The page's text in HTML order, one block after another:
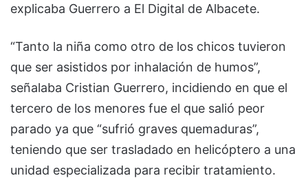
explicaba Guerrero a El Digital de Albacete.
“Tanto la niña como otro de los chicos tuvieron
que ser asistidos por inhalación de humos”,
señalaba Cristian Guerrero, incidiendo en que el
tercero de los menores fue el que salió peor
parado ya que “sufrió graves quemaduras”,
teniendo que ser trasladado en helicóptero a una
unidad especializada para recibir tratamiento.